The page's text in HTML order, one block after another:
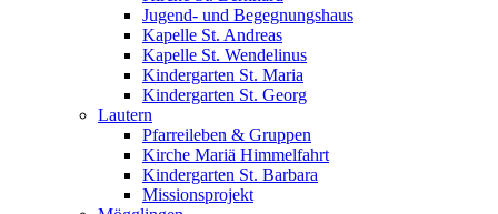
Jugend- und Begegnungshaus
Kapelle St. Andreas
Kapelle St. Wendelinus
Kindergarten St. Maria
Kindergarten St. Georg
Lautern
Pfarreileben & Gruppen
Kirche Mariä Himmelfahrt
Kindergarten St. Barbara
Missionsprojekt